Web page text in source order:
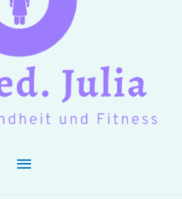
Hauptmenü